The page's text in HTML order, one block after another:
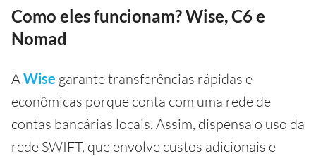
Como eles funcionam? Wise, C6 e
Nomad
AWise garante transferências rápidas e
econômicas porque conta com uma rede de
contas bancárias locais. Assim, dispensa o uso da
rede SWIFT, que envolve custos adicionais e